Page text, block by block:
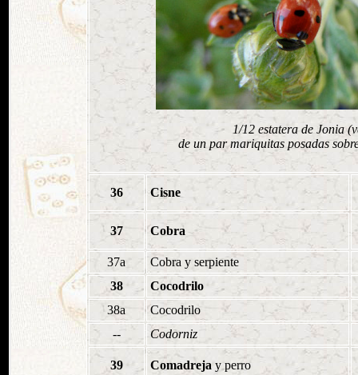
1/12 estatera de Jonia
de un par mariquitas posadas
36 Cisne
37 Cobra
37a
Cobra y serpiente
38
Cocodrilo
38a
Cocodrilo
--
Codorniz
39 Comadreja y perro